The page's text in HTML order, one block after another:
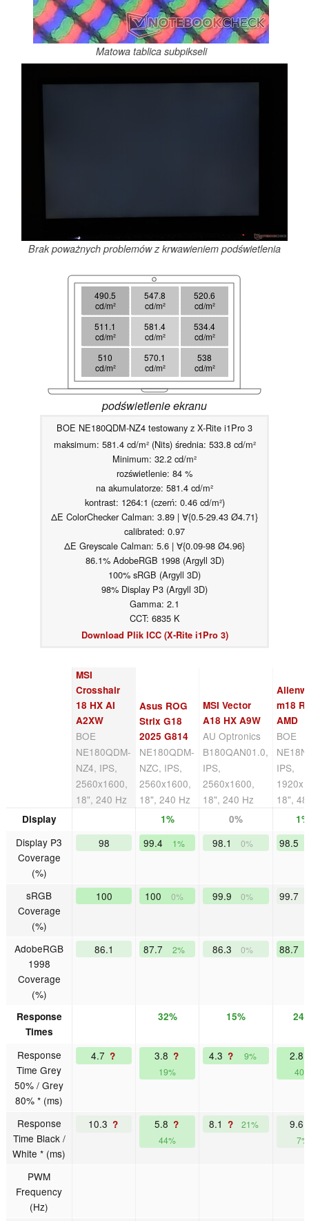
Matowa tablica subpikseli
Brak poważnych problemów z krwawieniem podświetlenia
490.5
cd/m²
547.8
cd/m²
520.6
cd/m²
511.1
cd/m²
581.4
cd/m²
534.4
cd/m²
510
cd/m²
570.1
cd/m²
538
cd/m²
podświetlenie ekranu
BOE NE180QDM-NZ4 testowany z X-Rite i1Pro 3
maksimum: 581.4 cd/m² (Nits) średnia: 533.8 cd/m²
Minimum: 32.2 cd/m²
rozświetlenie: 84 %
na akumulatorze: 581.4 cd/m²
kontrast: 1264:1 (czerń: 0.46 cd/m²)
ΔE ColorChecker Calman: 3.89 | ∀{0.5-29.43 Ø4.71}
calibrated: 0.97
ΔE Greyscale Calman: 5.6 | ∀{0.09-98 Ø4.96}
86.1% AdobeRGB 1998 (Argyll 3D)
100% sRGB (Argyll 3D)
98% Display P3 (Argyll 3D)
Gamma: 2.1
CCT: 6835 K
Download Plik ICC (X-Rite i1Pro 3)
MSI
Crosshair
18 HX AI
A2XW
BOE
NE180QDM-
NZ4, IPS,
2560x1600,
18", 240 Hz
Asus ROG
Strix G18
2025 G814
NE180QDM-
NZC, IPS,
2560x1600,
18", 240 Hz
MSI Vector
A18 HX A9W
AU Optronics
B180QAN01.0,
IPS,
2560x1600,
18", 240 Hz
m18
AMD
BOE
IPS,
18",
Display 1% 0% 1%
Display P3
Coverage
(%)
98 99.4 1% 98.1 0% 98.5
sRGB
Coverage
(%)
100 100 0% 99.9 0% 99.7
AdobeRGB
1998
Coverage
(%)
86.1 87.7 2% 86.3 0% 88.7
Response
Times
32% 15%
Response
Time Grey
50% / Grey
80% * (ms)
4.7 ? 3.8 ?
19%
4.3 ? 9% 2.8
Response
Time Black /
White * (ms)
10.3 ? 5.8 ?
44%
8.1 ? 21% 9.6
7%
PWM
Frequency
(Hz)